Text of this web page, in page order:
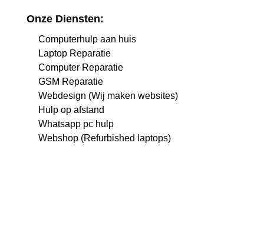
Onze Diensten:
Computerhulp aan huis
Laptop Reparatie
Computer Reparatie
GSM Reparatie
Webdesign (Wij maken websites)
Hulp op afstand
Whatsapp pc hulp
Webshop (Refurbished laptops)